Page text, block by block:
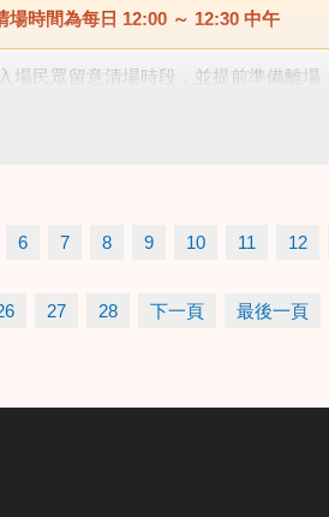
場時間為每日 12:00 ～ 12:30 中午
場民眾留意清場時段，並提前準備離場
6 7 8 9 10 11 12
27 28 下一頁 最後一頁